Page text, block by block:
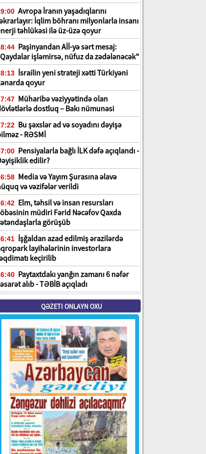
Avropa İranın yaşadıqlarını
İqlim böhranı milyonlarla insanı
təhlükəsi ilə üz-üzə qoyur
Paşinyandan Aİİ-yə sərt mesaj:
işləmirsə, nüfuz da zədələnəcək"
İsrailin yeni strateji xətti Türkiyəni
qoyur
Müharibə vəziyyətində olan
dostluq – Bakı nümunəsi
Bu şəxslər ad və soyadını dəyişə
- RƏSMİ
Pensiyalarla bağlı İLK dəfə açıqlandı -
edilir?
Media və Yayım Şurasına əlavə
və vəzifələr verildi
Elm, təhsil və insan resursları
müdiri Fərid Nəcəfov Qaxda
görüşüb
İşğaldan azad edilmiş ərazilərdə
layihələrinin investorlara
keçirilib
Paytaxtdakı yanğın zamanı 6 nəfər
alıb - TƏBİB açıqladı
QƏZETI ONLAYN OXU